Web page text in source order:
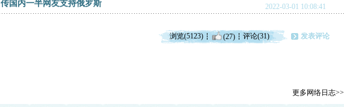
传国内一半网友支持俄罗斯 2022-03-01 10:08:41
浏览(5123) (27) 评论(31) 发表评论
更多网络日志>>